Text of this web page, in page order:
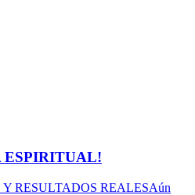
RESULTADOS REALESAún